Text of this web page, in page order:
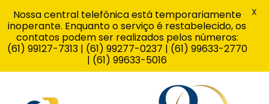
Nossa central telefônica está temporariamente
inoperante. Enquanto o serviço é restabelecido, os
contatos podem ser realizados pelos números:
(61) 99127-7313 | (61) 99277-0237 | (61) 99633-2770
| (61) 99633-5016
X